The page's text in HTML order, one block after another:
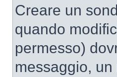
Creare un
quando
permesso)
messaggio,